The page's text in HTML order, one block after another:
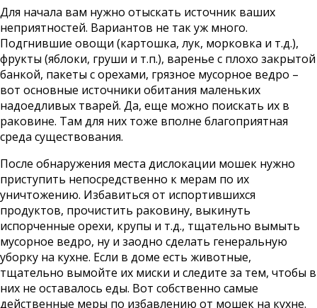
Для начала вам нужно отыскать источник ваших
неприятностей. Вариантов не так уж много.
Подгнившие овощи (картошка, лук, морковка и т.д.),
фрукты (яблоки, груши и т.п.), варенье с плохо закрытой
банкой, пакеты с орехами, грязное мусорное ведро –
вот основные источники обитания маленьких
надоедливых тварей. Да, еще можно поискать их в
раковине. Там для них тоже вполне благоприятная
среда существования.
После обнаружения места дислокации мошек нужно
приступить непосредственно к мерам по их
уничтожению. Избавиться от испортившихся
продуктов, прочистить раковину, выкинуть
испорченные орехи, крупы и т.д., тщательно вымыть
мусорное ведро, ну и заодно сделать генеральную
уборку на кухне. Если в доме есть животные,
тщательно вымойте их миски и следите за тем, чтобы в
них не оставалось еды. Вот собственно самые
действенные меры по избавлению от мошек на кухне.